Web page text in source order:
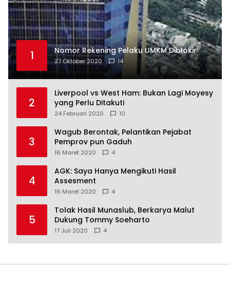
1 Nomor Rekening Pelaku UMKM Diblokir
27 Oktober 2020 14
2
Liverpool vs West Ham: Bukan Lagi Moyesy
yang Perlu Ditakuti
24 Februari 2020 10
3
Wagub Berontak, Pelantikan Pejabat
Pemprov pun Gaduh
16 Maret 2020 4
4
AGK: Saya Hanya Mengikuti Hasil
Assesment
16 Maret 2020 4
5
Tolak Hasil Munaslub, Berkarya Malut
Dukung Tommy Soeharto
17 Juli 2020 4